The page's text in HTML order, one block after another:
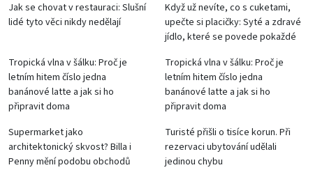
Jak se chovat v restauraci: Slušní
lidé tyto věci nikdy nedělají
Když už nevíte, co s cuketami,
upečte si placičky: Syté a zdravé
jídlo, které se povede pokaždé
Tropická vlna v šálku: Proč je
letním hitem číslo jedna
banánové latte a jak si ho
připravit doma
Tropická vlna v šálku: Proč je
letním hitem číslo jedna
banánové latte a jak si ho
připravit doma
Supermarket jako
architektonický skvost? Billa i
Penny mění podobu obchodů
Turisté přišli o tisíce korun. Při
rezervaci ubytování udělali
jedinou chybu